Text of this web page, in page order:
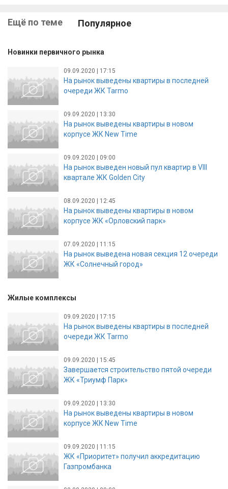
Ещё по теме Популярное
Новинки первичного рынка
09.09.2020 | 17:15
На рынок выведены квартиры в последней
очереди ЖК Tarmo
09.09.2020 | 13:30
На рынок выведены квартиры в новом
корпусе ЖК New Time
09.09.2020 | 09:00
На рынок выведен новый пул квартир в VIII
квартале ЖК Golden City
08.09.2020 | 12:45
На рынок выведены квартиры в новом
корпусе ЖК «Орловский парк»
07.09.2020 | 11:15
На рынок выведена новая секция 12 очереди
ЖК «Солнечный город»
Жилые комплексы
09.09.2020 | 17:15
На рынок выведены квартиры в последней
очереди ЖК Tarmo
09.09.2020 | 15:45
Завершается строительство пятой очереди
ЖК «Триумф Парк»
09.09.2020 | 13:30
На рынок выведены квартиры в новом
корпусе ЖК New Time
09.09.2020 | 11:15
ЖК «Приоритет» получил аккредитацию
Газпромбанка